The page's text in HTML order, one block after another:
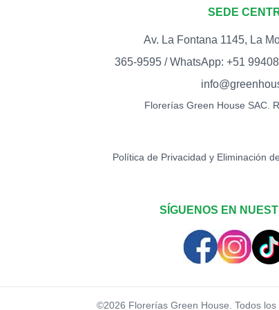
SEDE
Av. La Fontana 1145, La
365-9595 / WhatsApp: +51
Florerías Green House SAC.
Política de Privacidad y Eliminación
SÍGUENOS EN
©2026 Florerías Green House. Todos